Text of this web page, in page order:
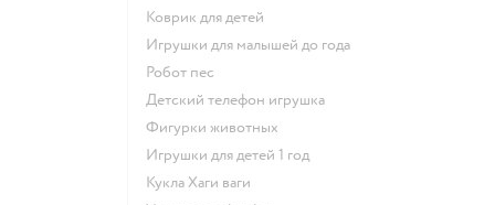
Коврик для детей
Игрушки для малышей до года
Робот пес
Детский телефон игрушка
Фигурки животных
Игрушки для детей 1 год
Кукла Хаги ваги